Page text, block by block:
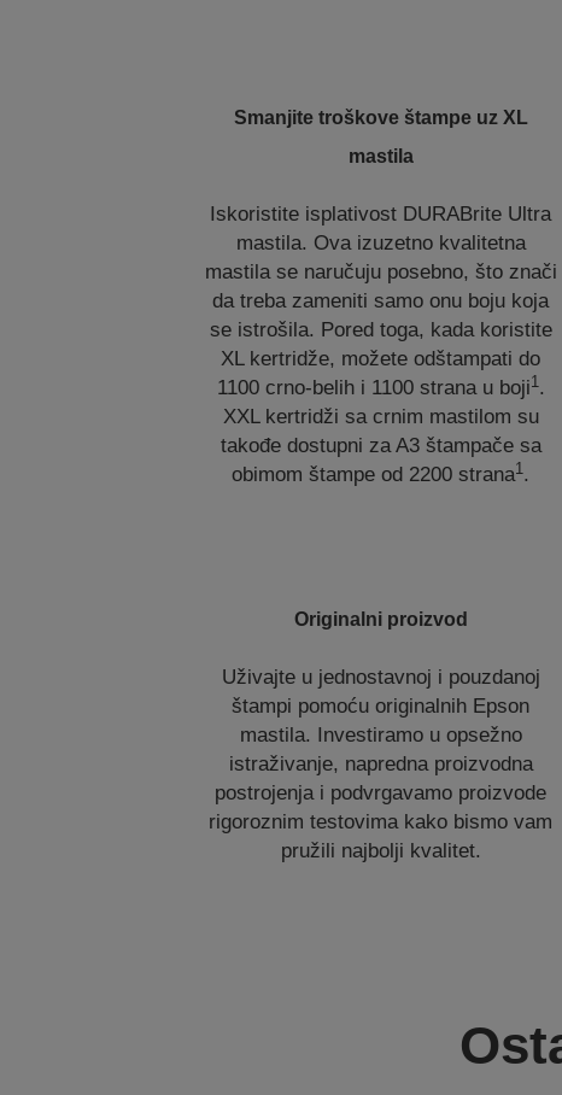
Smanjite troškove štampe uz XL
mastila
Iskoristite isplativost DURABrite Ultra
mastila. Ova izuzetno kvalitetna
mastila se naručuju posebno, što znači
da treba zameniti samo onu boju koja
se istrošila. Pored toga, kada koristite
XL kertridže, možete odštampati do
1100 crno-belih i 1100 strana u boji1.
XXL kertridži sa crnim mastilom su
takođe dostupni za A3 štampače sa
obimom štampe od 2200 strana1 .
Originalni proizvod
Uživajte u jednostavnoj i pouzdanoj
štampi pomoću originalnih Epson
mastila. Investiramo u opsežno
istraživanje, napredna proizvodna
postrojenja i podvrgavamo proizvode
rigoroznim testovima kako bismo vam
pružili najbolji kvalitet.